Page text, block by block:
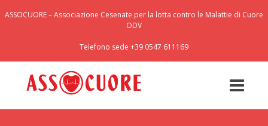
ASSOCUORE – Associazione Cesenate per la lotta contro le Malattie di Cuore
ODV
Telefono sede +39 0547 611169